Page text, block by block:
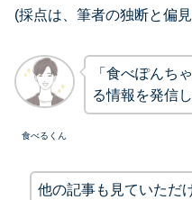
(採点は、筆者の独断と偏
食べるくん
「食べぽんち
る情報を発信
他の記事も見ていただ